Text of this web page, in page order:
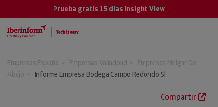
Prueba gratis 15 días Insight View
Empresas España Empresas Valladolid
Empresas Melgar De
Abajo
Informe Empresa Bodega Campo Redondo Sl
Compartir